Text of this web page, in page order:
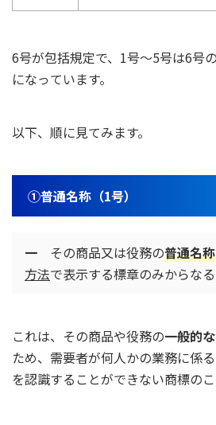
6号が包括規定で、1号～5号は6号
になっています。
以下、順に見てみます。
①普通名称（1号）
一 その商品又は役務の普通名称
方法で表示する標章のみからな
これは、その商品や役務の一般的
ため、需要者が何人かの業務に係
を認識することができない商標のこ